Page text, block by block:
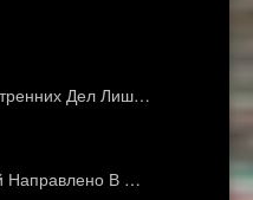
Дел Лиш…
Направлено В …